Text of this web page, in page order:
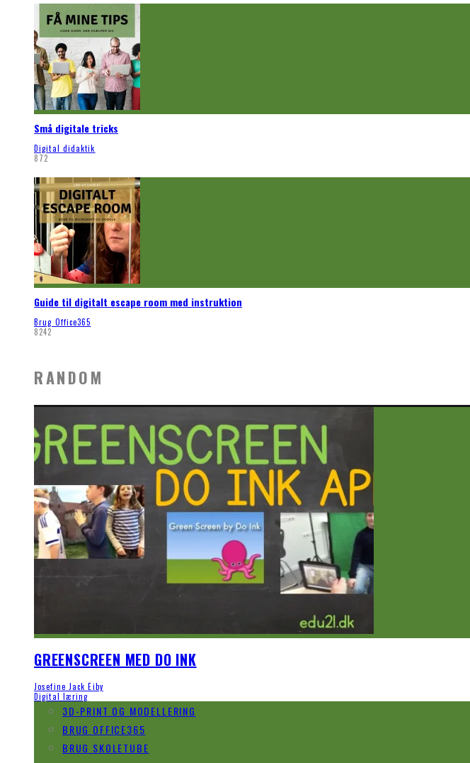
Små digitale tricks
Digital didaktik
872
Guide til digitalt escape room med instruktion
Brug Office365
8242
RANDOM
GREENSCREEN MED DO INK
Josefine Jack Eiby
Digital læring
3D-PRINT OG MODELLERING
BRUG OFFICE365
BRUG SKOLETUBE